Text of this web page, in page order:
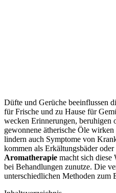
Düfte und Gerüche beeinflussen
für Frische und zu Hause für
wecken Erinnerungen, beruhigen
gewonnene ätherische Öle
lindern auch Symptome von
kommen als Erkältungsbäder
Aromatherapie macht sich diese
bei Behandlungen zunutze. Die
unterschiedlichen Methoden zum